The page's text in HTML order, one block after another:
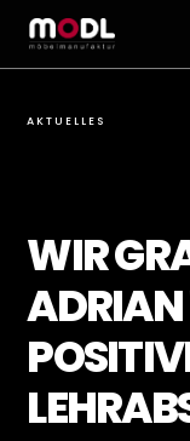
AKTUELLES
WIR
ADRIAN